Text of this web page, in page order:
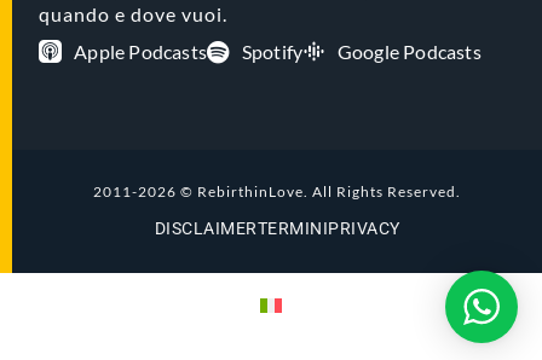
quando e dove vuoi.
Apple Podcasts
Spotify Google Podcasts
2011-2026 © RebirthinLove. All Rights Reserved.
DISCLAIMERTERMINIPRIVACY